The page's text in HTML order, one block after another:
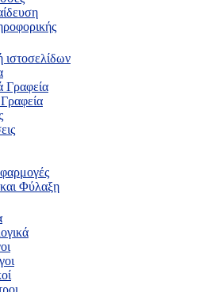
Γραφεία
Φύλαξη